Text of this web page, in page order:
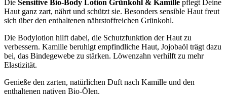
Die Sensitive Bio-Body Lotion Grünkohl & Kamille pflegt Deine
Haut ganz zart, nährt und schützt sie. Besonders sensible Haut freut
sich über den enthaltenen nährstoffreichen Grünkohl.
Die Bodylotion hilft dabei, die Schutzfunktion der Haut zu
verbessern. Kamille beruhigt empfindliche Haut, Jojobaöl trägt dazu
bei, das Bindegewebe zu stärken. Löwenzahn verhilft zu mehr
Elastizität.
Genieße den zarten, natürlichen Duft nach Kamille und den
enthaltenen nativen Bio-Ölen.